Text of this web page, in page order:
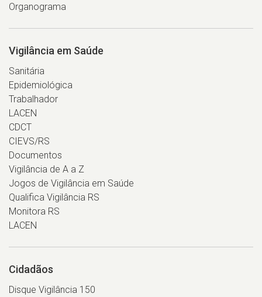
Organograma
Vigilância em Saúde
Sanitária
Epidemiológica
Trabalhador
LACEN
CDCT
CIEVS/RS
Documentos
Vigilância de A a Z
Jogos de Vigilância em Saúde
Qualifica Vigilância RS
Monitora RS
LACEN
Cidadãos
Disque Vigilância 150